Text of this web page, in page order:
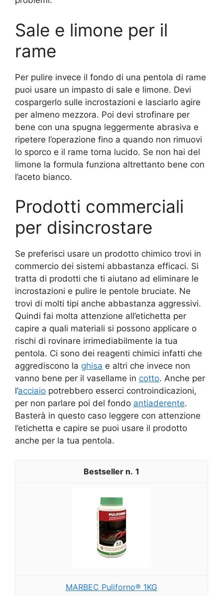
Sale e limone per il
rame
Per pulire invece il fondo di una pentola di rame
puoi usare un impasto di sale e limone. Devi
cospargerlo sulle incrostazioni e lasciarlo agire
per almeno mezzora. Poi devi strofinare per
bene con una spugna leggermente abrasiva e
ripetere l’operazione fino a quando non rimuovi
lo sporco e il rame torna lucido. Se non hai del
limone la formula funziona altrettanto bene con
l’aceto bianco.
Prodotti commerciali
per disincrostare
Se preferisci usare un prodotto chimico trovi in
commercio dei sistemi abbastanza efficaci. Si
tratta di prodotti che ti aiutano ad eliminare le
incrostazioni e pulire le pentole bruciate. Ne
trovi di molti tipi anche abbastanza aggressivi.
Quindi fai molta attenzione all’etichetta per
capire a quali materiali si possono applicare o
rischi di rovinare irrimediabilmente la tua
pentola. Ci sono dei reagenti chimici infatti che
aggrediscono la ghisa e altri che invece non
vanno bene per il vasellame in cotto. Anche per
l’acciaio potrebbero esserci controindicazioni,
per non parlare poi del fondo antiaderente.
Basterà in questo caso leggere con attenzione
l’etichetta e capire se puoi usare il prodotto
anche per la tua pentola.
1
MARBEC Puliforno® 1KG